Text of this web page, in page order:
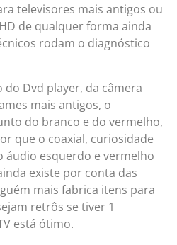
televisores mais antigos ou
de qualquer forma ainda
rodam o diagnóstico
do Dvd player, da câmera
mais antigos, o
do branco e do vermelho,
que o coaxial, curiosidade
áudio esquerdo e vermelho
existe por conta das
mais fabrica itens para
retrôs se tiver 1
está ótimo.